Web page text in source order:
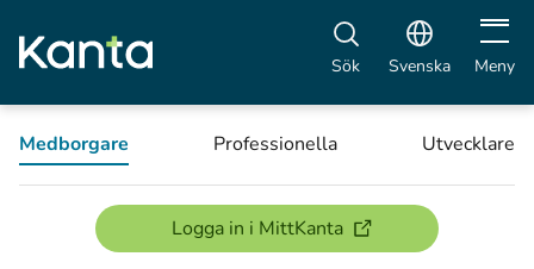
Sök Svenska Öppna
Meny
Medborgare Professionella Utvecklare
Logga in i MittKanta(öppnas i ett nytt